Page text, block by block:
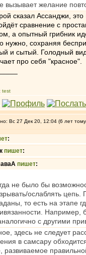
вызывает желание
сказал Ассанджи,
сравнение с
а опытный грибник
нужно, сохраняя
и сытый. Голодный
про себя "красное".
test
Вс 27 Дек 20, 12:04 (6 лет
:
пишет:
пишет:
не было бы
ослаблять
то есть на этапе
Например,
с другими
здесь не следует
в самсару
развиваемое